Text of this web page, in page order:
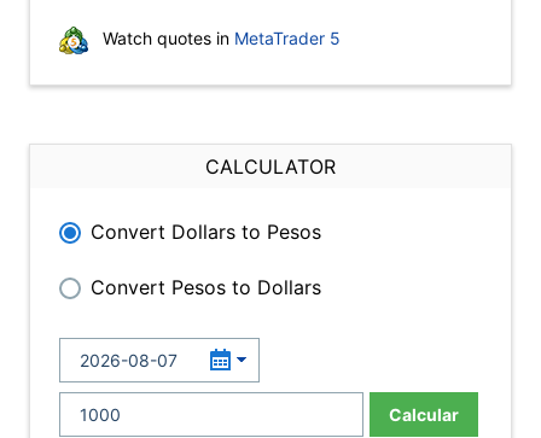
Watch quotes in MetaTrader 5
CALCULATOR
Convert Dollars to Pesos
Convert Pesos to Dollars
Calcular